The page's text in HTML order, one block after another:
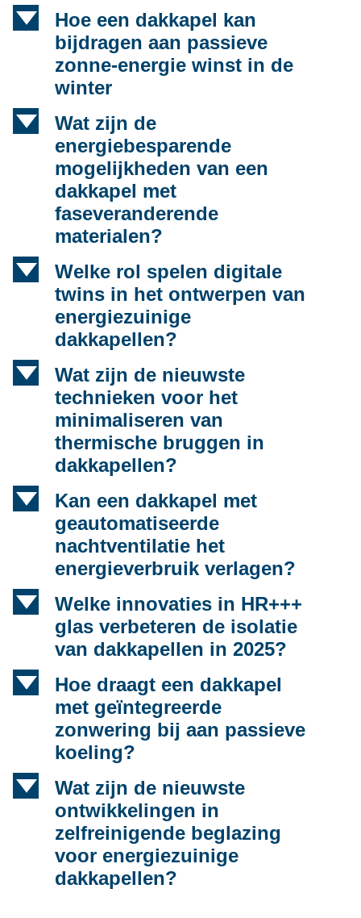
d
Hoe een dakkapel kan
bijdragen aan passieve
zonne-energie winst in de
winter
d
Wat zijn de
energiebesparende
mogelijkheden van een
dakkapel met
faseveranderende
materialen?
d
Welke rol spelen digitale
twins in het ontwerpen van
energiezuinige
dakkapellen?
d
Wat zijn de nieuwste
technieken voor het
minimaliseren van
thermische bruggen in
dakkapellen?
d
Kan een dakkapel met
geautomatiseerde
nachtventilatie het
energieverbruik verlagen?
d
Welke innovaties in HR+++
glas verbeteren de isolatie
van dakkapellen in 2025?
d
Hoe draagt een dakkapel
met geïntegreerde
zonwering bij aan passieve
koeling?
d
Wat zijn de nieuwste
ontwikkelingen in
zelfreinigende beglazing
voor energiezuinige
dakkapellen?